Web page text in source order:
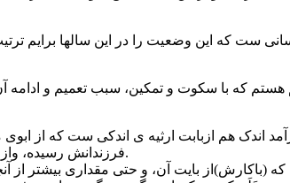
تومان زندگی می کنم. این درآمد اندک هم ازبابت ارثیه ی اندکی ست که از
فرزندانش رسیده، واز جمله من.
(باکارش)از بایت آن، و حتی مقداری بیشتر از